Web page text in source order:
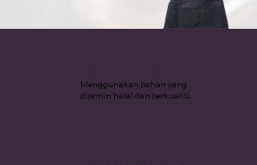
Menggunakan bahan yang
dijamin halal dan berkualiti.